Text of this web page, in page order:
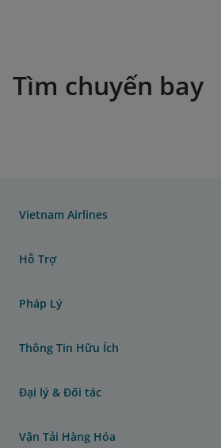
Tìm chuyến bay
Vietnam Airlines
Hỗ Trợ
Pháp Lý
Thông Tin Hữu Ích
Đại lý & Đối tác
Vận Tải Hàng Hóa